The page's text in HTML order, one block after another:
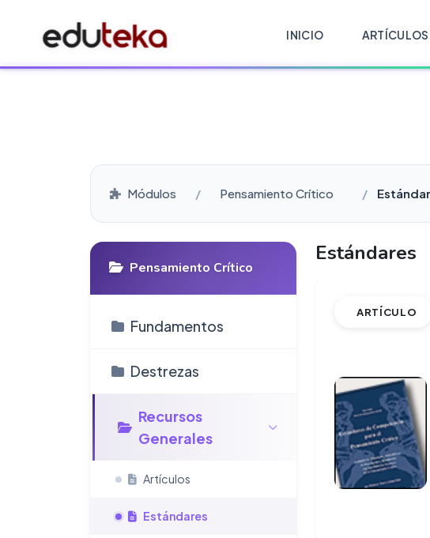
INICIO ARTÍCULOS
Módulos Pensamiento Crítico
Pensamiento Crítico
Fundamentos
Destrezas
Recursos
Generales
Artículos
Estándares
Estándares
ARTÍCULO